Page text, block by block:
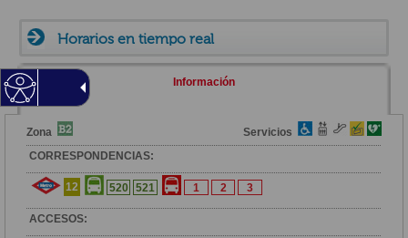
Horarios en tiempo real
Información
Zona
Servicios
CORRESPONDENCIAS:
12 520 521 1 2 3
ACCESOS: